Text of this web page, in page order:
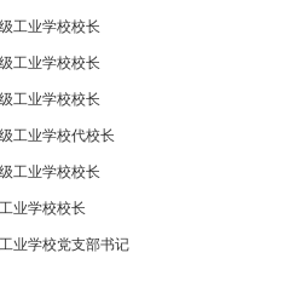
工业学校校长
工业学校校长
工业学校校长
工业学校代校长
工业学校校长
业学校校长
业学校党支部书记